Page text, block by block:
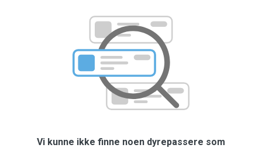
Vi kunne ikke finne noen dyrepassere som